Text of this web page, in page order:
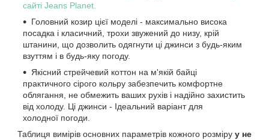
сайті Jeans Planet.
Головний козир цієї моделі - максимально висока
посадка і класичний, трохи звужений до низу, крій
штанини, що дозволить одягнути ці джинси з будь-яким
взуттям і в будь-яку погоду.
Якісний стрейчевий коттон на м'якій байці
практичного сірого кольру забезпечить комфортне
облягання, не обмежить ваших рухів і надійно захистить
від холоду. Ці джинси - Ідеальний варіант для
холодної погоди.
Таблиця вимірів основних параметрів кожного розміру у не